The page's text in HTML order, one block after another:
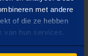
met andere
of die ze hebben
van hun services.